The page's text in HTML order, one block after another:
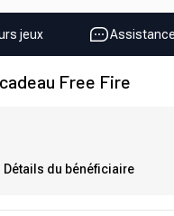
jeux
Free Fire
Détails du bénéficiaire